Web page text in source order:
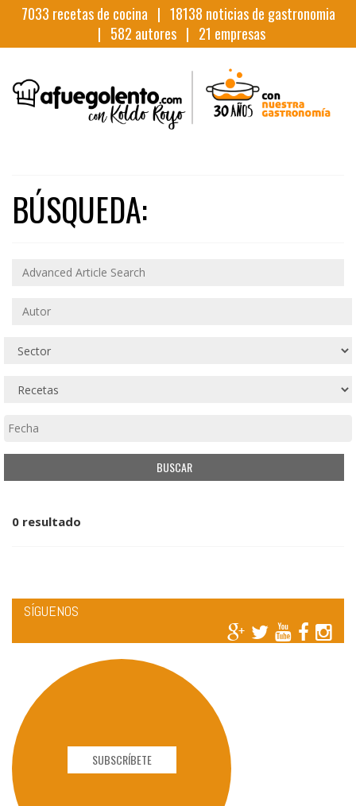
7033 recetas de cocina | 18138 noticias de gastronomia
| 582 autores | 21 empresas
BÚSQUEDA:
0 resultado
SÍGUENOS
SUBSCRÍBETE